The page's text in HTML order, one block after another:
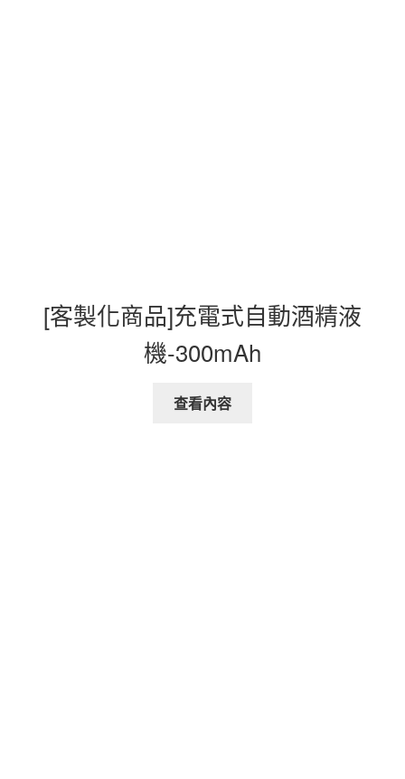
[客製化商品]充電式自動酒精液
機-300mAh
查看內容